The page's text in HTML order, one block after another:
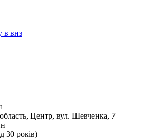
в внз
Центр, вул. Шевченка, 7
30 років)